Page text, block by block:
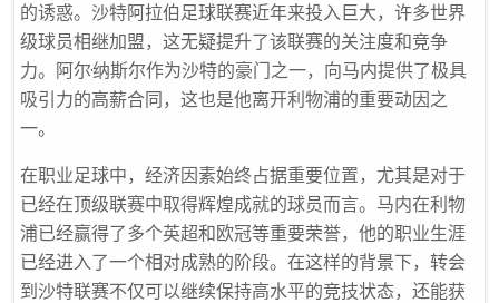
的诱惑。沙特阿拉伯足球联赛近年来投入巨大，许多世界
级球员相继加盟，这无疑提升了该联赛的关注度和竞争
力。阿尔·纳斯尔作为沙特的豪门之一，向马内提供了极具
吸引力的高薪合同，这也是他离开利物浦的重要动因之
一。
在职业足球中，经济因素始终占据重要位置，尤其是对于
已经在顶级联赛中取得辉煌成就的球员而言。马内在利物
浦已经赢得了多个英超和欧冠等重要荣誉，他的职业生涯
已经进入了一个相对成熟的阶段。在这样的背景下，转会
到沙特联赛不仅可以继续保持高水平的竞技状态，还能获